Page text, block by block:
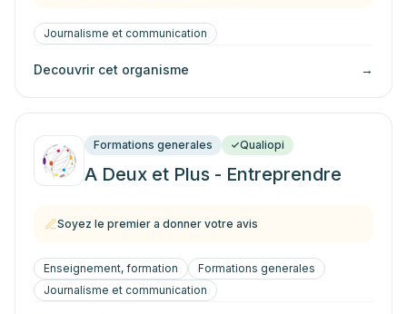
Journalisme et communication
Decouvrir cet organisme →
Formations generales Qualiopi
A Deux et Plus - Entreprendre
Soyez le premier a donner votre avis
Enseignement, formation
Formations generales
Journalisme et communication